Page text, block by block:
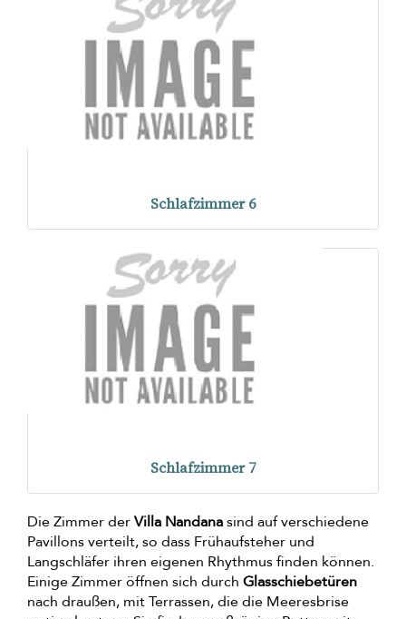
Schlafzimmer 6
Schlafzimmer 7
Die Zimmer derVilla Nandanasind auf verschiedene
Pavillons verteilt, so dass Frühaufsteher und
Langschläfer ihren eigenen Rhythmus finden können.
Einige Zimmer öffnen sich durch Glasschiebetüren
nach draußen, mit Terrassen, die die Meeresbrise